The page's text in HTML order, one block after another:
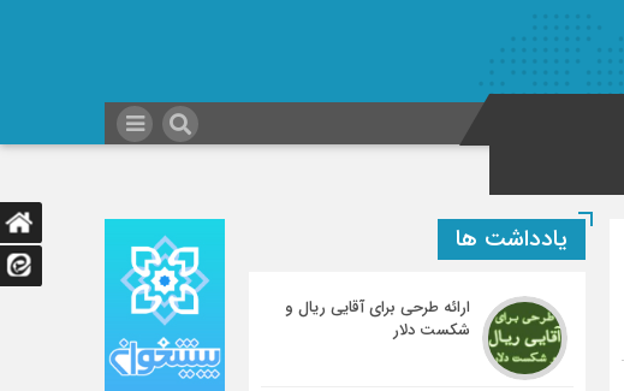
یادداشت ها
ارائه طرحی برای آقایی ریال و
شکست دلار